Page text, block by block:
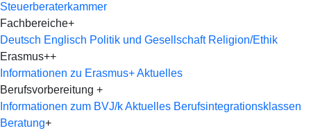
Steuerberaterkammer
Fachbereiche+
Deutsch Englisch Politik und Gesellschaft Religion/Ethik
Erasmus++
Informationen zu Erasmus+Aktuelles
Berufsvorbereitung +
Informationen zum BVJ/kAktuelles Berufsintegrationsklassen
Beratung+